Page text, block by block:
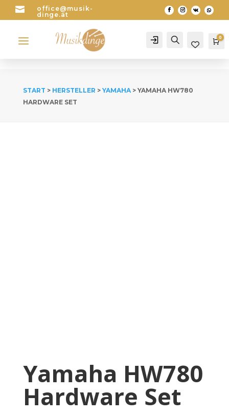

office@musik-
dinge.at
a Account Search 0
START > HERSTELLER > YAMAHA> YAMAHA HW780
HARDWARE SET
Yamaha HW780
Hardware Set